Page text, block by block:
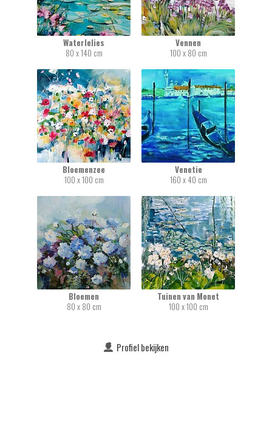
Waterlelies
80 x 140 cm
Vennen
100 x 80 cm
Bloemenzee
100 x 100 cm
Venetie
160 x 40 cm
Bloemen
80 x 80 cm
Tuinen van Monet
100 x 100 cm
Profiel bekijken